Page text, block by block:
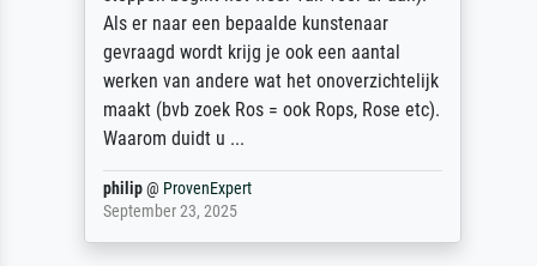
Als er naar een bepaalde kunstenaar
gevraagd wordt krijg je ook een aantal
werken van andere wat het onoverzichtelijk
maakt (bvb zoek Ros = ook Rops, Rose etc).
Waarom duidt u ...
philip@ ProvenExpert
September 23, 2025